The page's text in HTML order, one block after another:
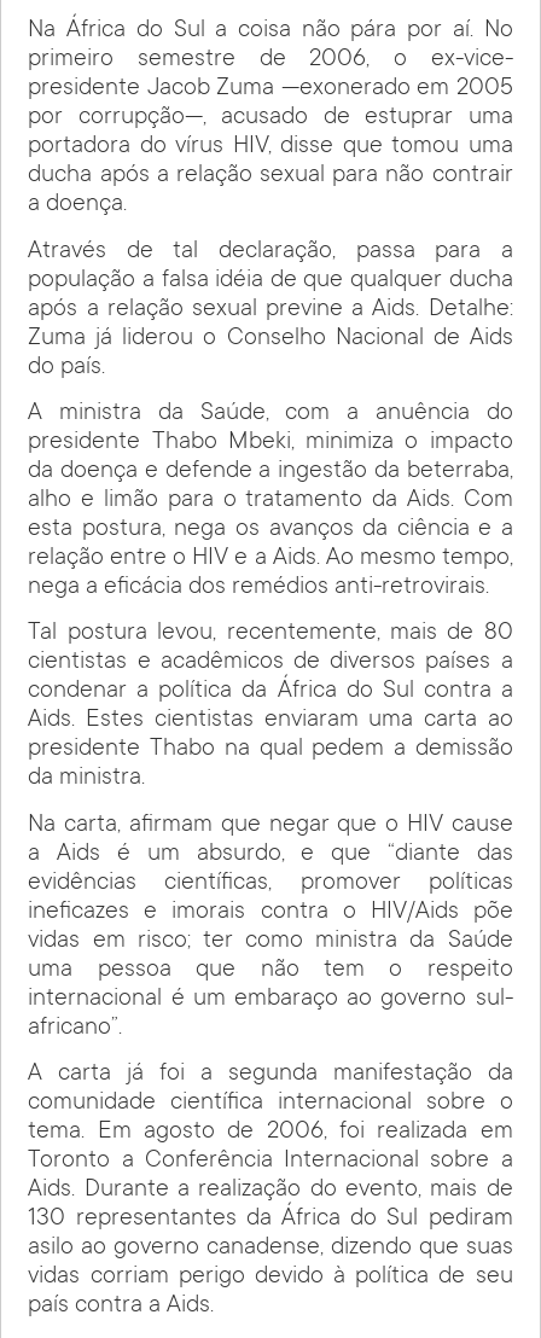
Na África do Sul a coisa não pára por aí. No
primeiro semestre de 2006, o ex-vice-
presidente Jacob Zuma —exonerado em 2005
por corrupção—, acusado de estuprar uma
portadora do vírus HIV, disse que tomou uma
ducha após a relação sexual para não contrair
a doença.
Através de tal declaração, passa para a
população a falsa idéia de que qualquer ducha
após a relação sexual previne a Aids. Detalhe:
Zuma já liderou o Conselho Nacional de Aids
do país.
A ministra da Saúde, com a anuência do
presidente Thabo Mbeki, minimiza o impacto
da doença e defende a ingestão da beterraba,
alho e limão para o tratamento da Aids. Com
esta postura, nega os avanços da ciência e a
relação entre o HIV e a Aids. Ao mesmo tempo,
nega a eficácia dos remédios anti-retrovirais.
Tal postura levou, recentemente, mais de 80
cientistas e acadêmicos de diversos países a
condenar a política da África do Sul contra a
Aids. Estes cientistas enviaram uma carta ao
presidente Thabo na qual pedem a demissão
da ministra.
Na carta, afirmam que negar que o HIV cause
a Aids é um absurdo, e que “diante das
evidências científicas, promover políticas
ineficazes e imorais contra o HIV/Aids põe
vidas em risco; ter como ministra da Saúde
uma pessoa que não tem o respeito
internacional é um embaraço ao governo sul-
africano”.
A carta já foi a segunda manifestação da
comunidade científica internacional sobre o
tema. Em agosto de 2006, foi realizada em
Toronto a Conferência Internacional sobre a
Aids. Durante a realização do evento, mais de
130 representantes da África do Sul pediram
asilo ao governo canadense, dizendo que suas
vidas corriam perigo devido à política de seu
país contra a Aids.